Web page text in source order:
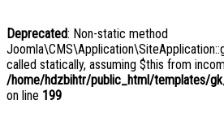
Deprecated: Non-static method
called statically, assuming $this from
/home/hdzbihtr/public_html/templates/
on line 199